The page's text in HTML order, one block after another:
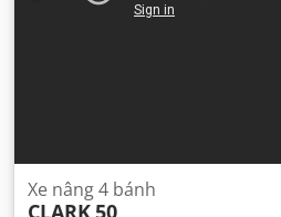
Xe nâng 4 bánh